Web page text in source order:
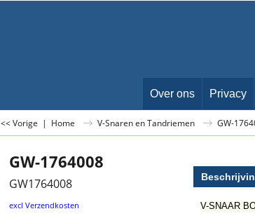
Over ons Privacy
<< Vorige | Home V-Snaren en Tandriemen GW-
GW-1764008
GW1764008
excl Verzendkosten V-SNAAR